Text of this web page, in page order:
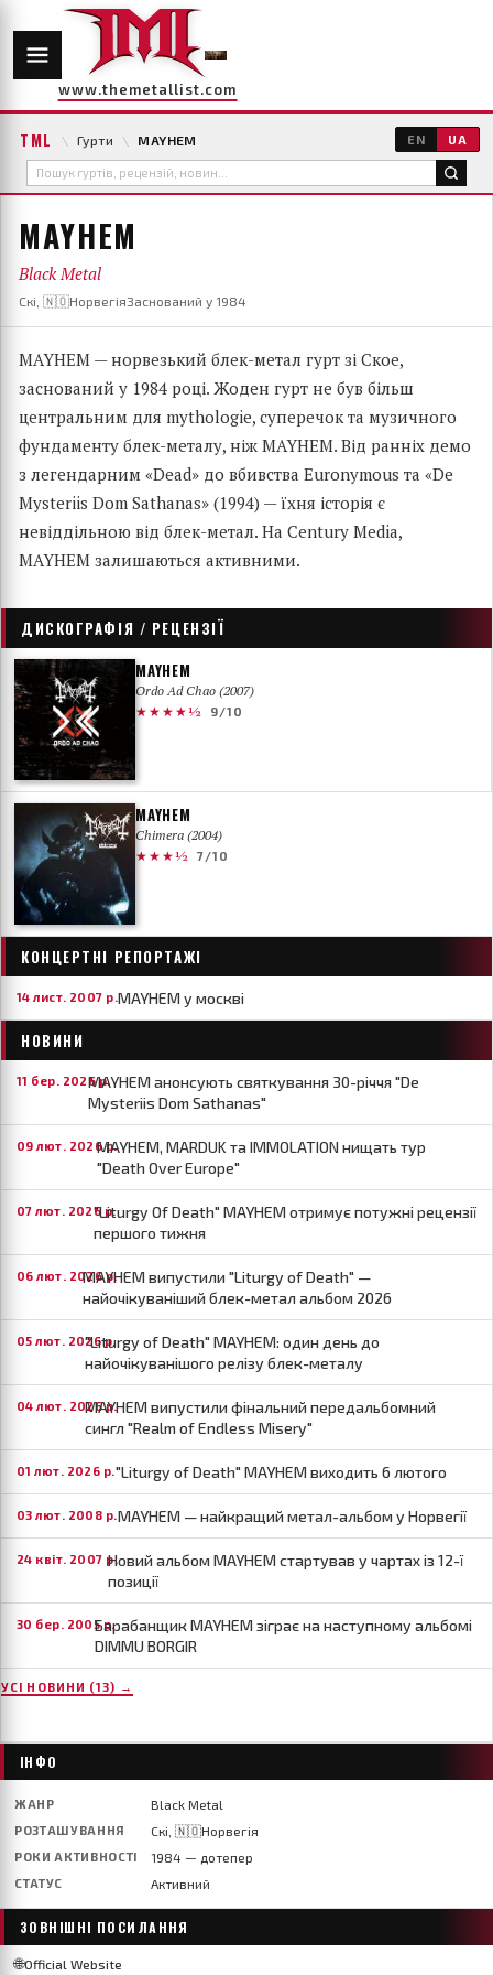
www.themetallist.com
TML \ Гурти \ MAYHEM EN UA
MAYHEM
Black Metal
Скі, 🇳🇴НорвегіяЗаснований у 1984
MAYHEM — норвезький блек-метал гурт зі Ское,
заснований у 1984 році. Жоден гурт не був більш
центральним для mythologie, суперечок та музичного
фундаменту блек-металу, ніж MAYHEM. Від ранніх демо
з легендарним «Dead» до вбивства Euronymous та «De
Mysteriis Dom Sathanas» (1994) — їхня історія є
невіддільною від блек-метал. На Century Media,
MAYHEM залишаються активними.
ДИСКОГРАФІЯ / РЕЦЕНЗІЇ
MAYHEM
Ordo Ad Chao (2007)
★★★★½
9/10
MAYHEM
Chimera (2004)
★★★½
7/10
КОНЦЕРТНІ РЕПОРТАЖІ
14 лист. 2007 р.MAYHEM у москві
НОВИНИ
11 бер. 2026 р.MAYHEM анонсують святкування 30-річчя "De
Mysteriis Dom Sathanas"
09 лют. 2026 р.MAYHEM, MARDUK та IMMOLATION нищать тур
"Death Over Europe"
07 лют. 2026 р."Liturgy Of Death" MAYHEM отримує потужні рецензії
першого тижня
06 лют. 2026 р.MAYHEM випустили "Liturgy of Death" —
найочікуваніший блек-метал альбом 2026
05 лют. 2026 р."Liturgy of Death" MAYHEM: один день до
найочікуванішого релізу блек-металу
04 лют. 2026 р.MAYHEM випустили фінальний передальбомний
сингл "Realm of Endless Misery"
01 лют. 2026 р."Liturgy of Death" MAYHEM виходить 6 лютого
03 лют. 2008 р.MAYHEM — найкращий метал-альбом у Норвегії
24 квіт. 2007 р.Новий альбом MAYHEM стартував у чартах із 12-ї
позиції
30 бер. 2005 р.Барабанщик MAYHEM зіграє на наступному альбомі
DIMMU BORGIR
УСІ НОВИНИ (13) →
ІНФО
ЖАНР Black Metal
РОЗТАШУВАННЯ Скі, 🇳🇴Норвегія
РОКИ АКТИВНОСТІ 1984 — дотепер
СТАТУС Активний
ЗОВНІШНІ ПОСИЛАННЯ
🌐Official Website